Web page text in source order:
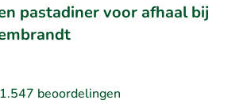
pastadiner voor afhaal bij
beoordelingen